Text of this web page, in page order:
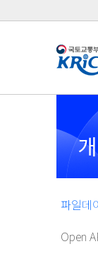
파일데
Open